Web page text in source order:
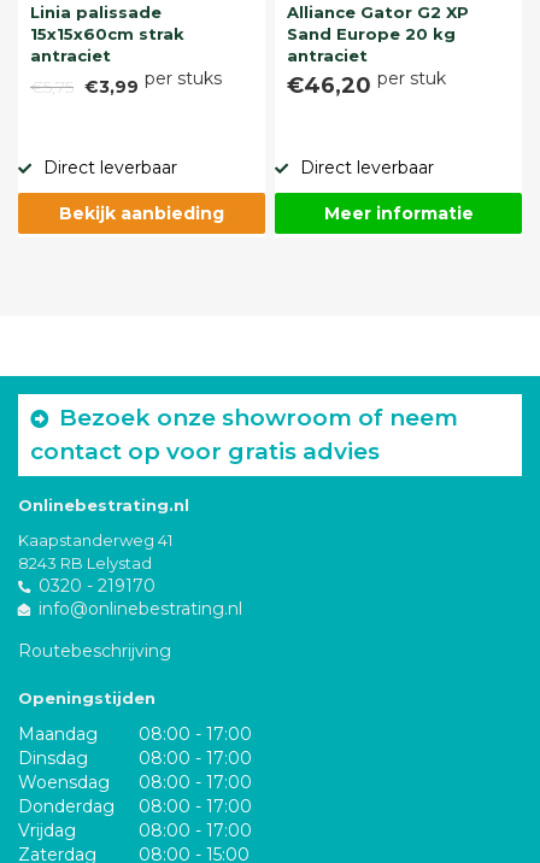
Linia palissade
15x15x60cm strak
antraciet
€5,75 €3,99 per stuks
Direct leverbaar
Bekijk aanbieding
Alliance Gator G2 XP
Sand Europe 20 kg
antraciet
€46,20 per stuk
Direct leverbaar
Meer informatie
Bezoek onze showroom of neem
contact op voor gratis advies
Onlinebestrating.nl
Kaapstanderweg 41
8243 RB Lelystad
0320 - 219170
info@onlinebestrating.nl
Routebeschrijving
Openingstijden
Maandag
08:00 - 17:00
Dinsdag
08:00 - 17:00
Woensdag
08:00 - 17:00
Donderdag
08:00 - 17:00
Vrijdag
08:00 - 17:00
Zaterdag
08:00 - 15:00